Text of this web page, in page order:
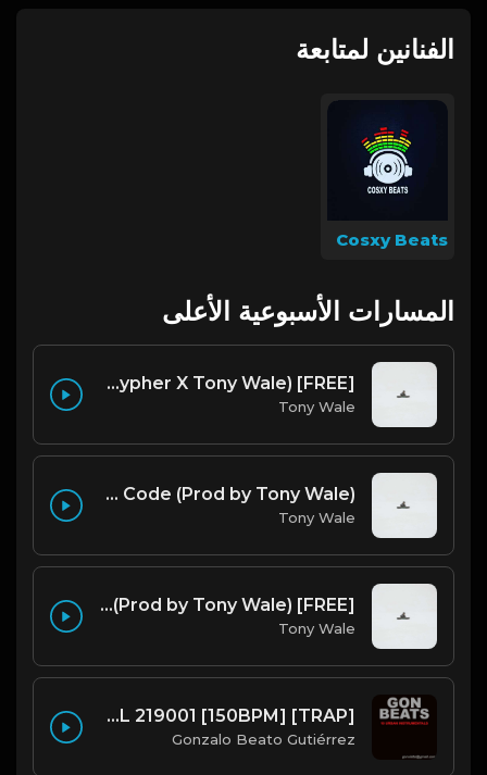
الفنانين لمتابعة
Cosxy Beats
المسارات الأسبوعية الأعلى
[FREE] Melodic Trap Type Beat - After Hours - bmin 95 (Prod. Cypher X Tony Wale)
Tony Wale
Running The Code (Prod by Tony Wale)
Tony Wale
[FREE] Juice WRLD Type Beat - Lucid Piano (Prod by Tony Wale)
Tony Wale
GON BEATS - INSTRUMENTAL 219001 [150BPM] [TRAP]
Gonzalo Beato Gutiérrez